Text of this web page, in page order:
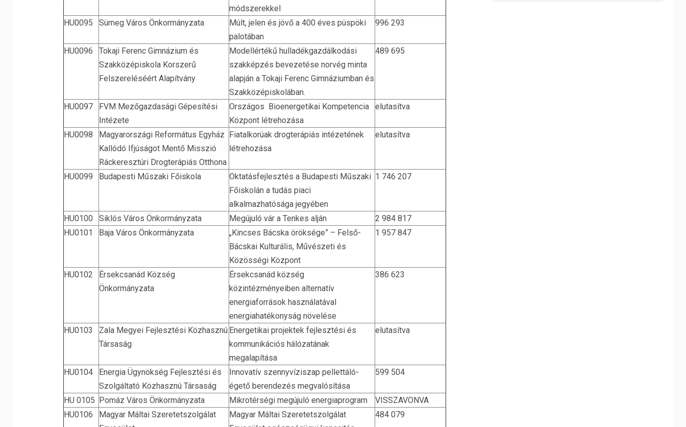
módszerekkel
HU0095 Sümeg Város Önkormányzata
Múlt, jelen és jövő a 400 éves püspöki
palotában
996 293
HU0096
Tokaji Ferenc Gimnázium és
Szakközépiskola Korszerű
Felszereléséért Alapítvány
Modellértékű hulladékgazdálkodási
szakképzés bevezetése norvég minta
alapján a Tokaji Ferenc Gimnáziumban és
Szakközépiskolában.
489 695
HU0097
FVM Mezőgazdasági Gépesítési
Intézete
Országos Bioenergetikai Kompetencia
Központ létrehozása
elutasítva
HU0098
Magyarországi Református Egyház
Kallódó Ifjúságot Mentő Misszió
Ráckeresztúri Drogterápiás Otthona
Fiatalkorúak drogterápiás intézetének
létrehozása
elutasítva
HU0099 Budapesti Műszaki Főiskola
Oktatásfejlesztés a Budapesti Műszaki
Főiskolán a tudás piaci
alkalmazhatósága jegyében
1 746 207
HU0100 Siklós Város Önkormányzata Megújuló vár a Tenkes alján
2 984 817
HU0101
Baja Város Önkormányzata
„Kincses Bácska öröksége” – Felső-
Bácskai Kulturális, Művészeti és
Közösségi Központ
1 957 847
HU0102
Érsekcsanád Község
Önkormányzata
Érsekcsanád község
közintézményeiben alternatív
energiaforrások használatával
energiahatékonyság növelése
386 623
HU0103
Zala Megyei Fejlesztési Közhasznú
Társaság
Energetikai projektek fejlesztési és
kommunikációs hálózatának
megalapítása
elutasítva
HU0104
Energia Ügynökség Fejlesztési és
Szolgáltató Közhasznú Társaság
Innovatív szennyvíziszap pellettáló-
égető berendezés megvalósítása
599 504
HU 0105 Pomáz Város Önkormányzata Mikrotérségi megújuló energiaprogram
VISSZAVONVA
HU0106
Magyar Máltai Szeretetszolgálat
Magyar Máltai Szeretetszolgálat
484 079